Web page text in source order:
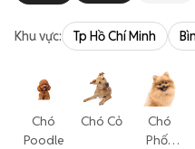
Khu vực: Tp Hồ Chí Minh
Chó
Poodle
Chó Cỏ
Chó
Phốc